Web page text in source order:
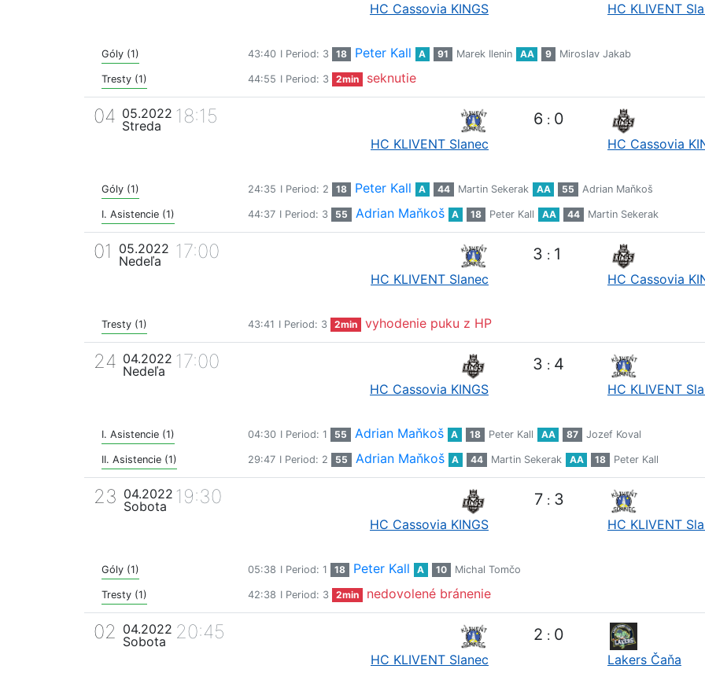
HC Cassovia KINGS HC KLIVENT
Góly (1) 43:40 I Period: 3 18 Peter Kall A 91 Marek Ilenin AA 9 Miroslav Jakab
Tresty (1) 44:55 I Period: 3 2min seknutie
04 05.2022
Streda
18:15
HC KLIVENT Slanec
6 : 0
HC Cassovia
Góly (1) 24:35 I Period: 2 18 Peter Kall A 44 Martin Sekerak AA 55 Adrian Maňkoš
I. Asistencie (1) 44:37 I Period: 3 55 Adrian Maňkoš A 18 Peter Kall AA 44 Martin Sekerak
01
05.2022
Nedeľa
17:00
HC KLIVENT Slanec
3 : 1
HC Cassovia
Tresty (1) 43:41 I Period: 3 2min vyhodenie puku z HP
24 04.2022
Nedeľa
17:00
HC Cassovia KINGS
3 : 4
HC KLIVENT
I. Asistencie (1) 04:30 I Period: 1 55 Adrian Maňkoš A 18 Peter Kall AA 87 Jozef Koval
II. Asistencie (1) 29:47 I Period: 2 55 Adrian Maňkoš A 44 Martin Sekerak AA 18 Peter Kall
23 04.2022
Sobota
19:30
HC Cassovia KINGS
7 : 3
HC KLIVENT
Góly (1) 05:38 I Period: 1 18 Peter Kall A 10 Michal Tomčo
Tresty (1) 42:38 I Period: 3 2min nedovolené bránenie
02 04.2022
Sobota
20:45
HC KLIVENT Slanec
2 : 0
Lakers Čaňa